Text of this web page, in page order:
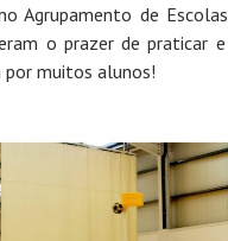
Agrupamento de Escolas
o prazer de praticar
por muitos alunos!